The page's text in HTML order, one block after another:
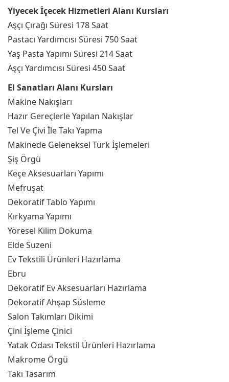
Yiyecek İçecek Hizmetleri Alanı Kursları
Aşçı Çırağı Süresi 178 Saat
Pastacı Yardımcısı Süresi 750 Saat
Yaş Pasta Yapımı Süresi 214 Saat
Aşçı Yardımcısı Süresi 450 Saat
El Sanatları Alanı Kursları
Makine Nakışları
Hazır Gereçlerle Yapılan Nakışlar
Tel Ve Çivi İle Takı Yapma
Makinede Geleneksel Türk İşlemeleri
Şiş Örgü
Keçe Aksesuarları Yapımı
Mefruşat
Dekoratif Tablo Yapımı
Kırkyama Yapımı
Yöresel Kilim Dokuma
Elde Suzeni
Ev Tekstili Ürünleri Hazırlama
Ebru
Dekoratif Ev Aksesuarları Hazırlama
Dekoratif Ahşap Süsleme
Salon Takımları Dikimi
Çini İşleme Çinici
Yatak Odası Tekstil Ürünleri Hazırlama
Makrome Örgü
Takı Tasarım